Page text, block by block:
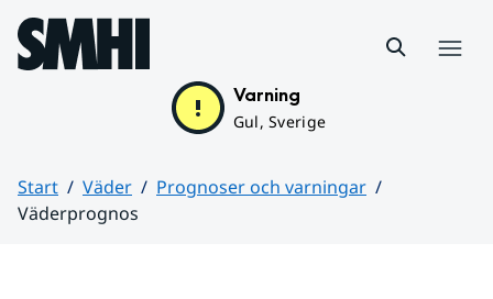
Hoppa till sidans innehåll
Varning
Gul, Sverige
Start Väder
Prognoser och varningar
Väderprognos